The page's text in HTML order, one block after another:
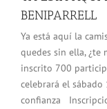
BENIPARRELL
Ya está aquí la
quedes sin ella, ¿te
inscrito 700
celebrará el
confianza